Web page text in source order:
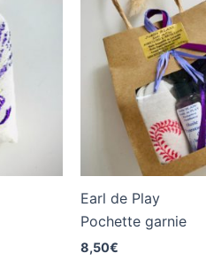
Earl de Play
Pochette garnie
8,50€